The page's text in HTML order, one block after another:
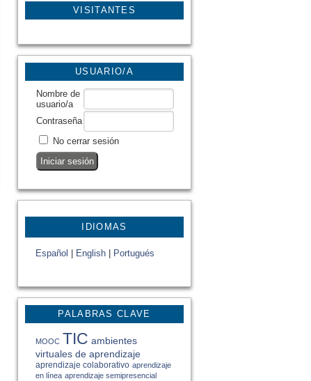
VISITANTES
USUARIO/A
Nombre de
usuario/a
Contraseña
No cerrar sesión
IDIOMAS
Español English Portugués
PALABRAS CLAVE
MOOC TIC ambientes
virtuales de aprendizaje
aprendizaje colaborativo aprendizaje
en línea aprendizaje semipresencial